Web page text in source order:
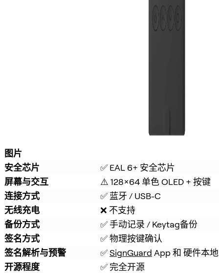
图片
安全芯片
✅ EAL 6+ 安全芯片
屏幕与交互
⚠️ 128×64 单色 OLED + 按键
连接方式
✅ 蓝牙 / USB-C
无线充电
❌ 不支持
备份方式
✅ 手动记录 / Keytag备份
签名方式
✅ 物理按键确认
签名解析与预警
✅ SignGuard App 和 硬件本
开源程度
✅ 完全开源